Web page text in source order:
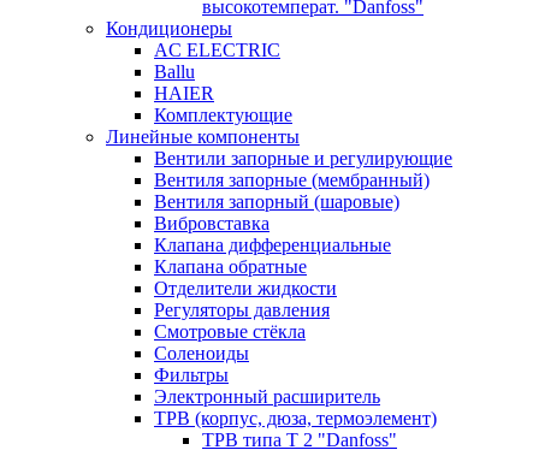
высокотемперат. "Danfoss"
Кондиционеры
AC ELECTRIC
Ballu
HAIER
Комплектующие
Линейные компоненты
Вентили запорные и регулирующие
Вентиля запорные (мембранный)
Вентиля запорный (шаровые)
Вибровставка
Клапана дифференциальные
Клапана обратные
Отделители жидкости
Регуляторы давления
Смотровые стёкла
Соленоиды
Фильтры
Электронный расширитель
ТРВ (корпус, дюза, термоэлемент)
ТРВ типа Т 2 "Danfoss"